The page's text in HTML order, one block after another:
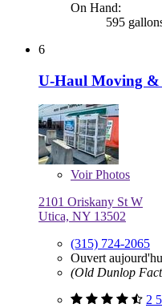
On Hand:
595
6
U-Haul Moving &
VoirPhotos
2101 Oriskany St W
Utica, NY 13502
(315) 724-2065
Ouvert
(Old Dunlop
2